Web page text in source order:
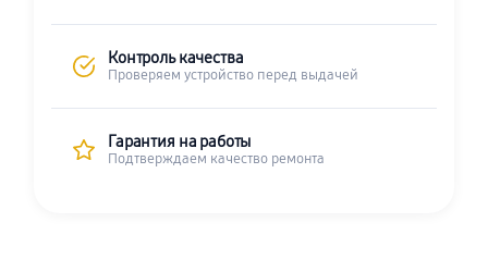
Контроль качества
Проверяем устройство перед выдачей
Гарантия на работы
Подтверждаем качество ремонта